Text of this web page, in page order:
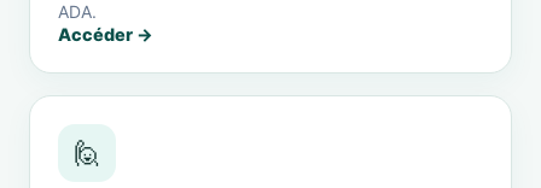
ADA.
Accéder →
🙋